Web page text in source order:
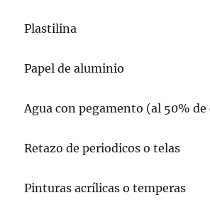
Plastilina
Papel de aluminio
Agua con pegamento (al 50% de
Retazo de periodicos o telas
Pinturas acrílicas o temperas